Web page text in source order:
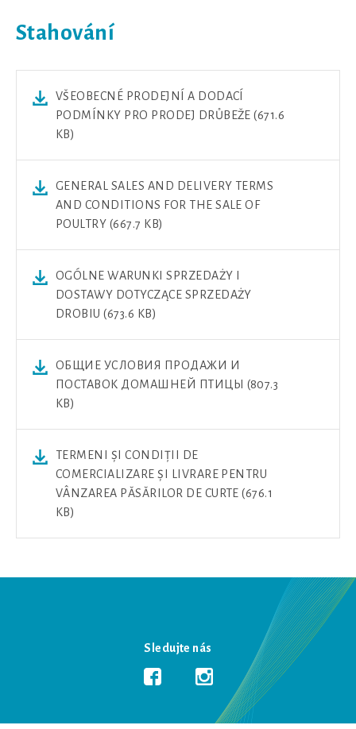
Stahování
VŠEOBECNÉ PRODEJNÍ A DODACÍ
PODMÍNKY PRO PRODEJ DRŮBEŽE (671.6
KB)
GENERAL SALES AND DELIVERY TERMS
AND CONDITIONS FOR THE SALE OF
POULTRY (667.7 KB)
OGÓLNE WARUNKI SPRZEDAŻY I
DOSTAWY DOTYCZĄCE SPRZEDAŻY
DROBIU (673.6 KB)
ОБЩИЕ УСЛОВИЯ ПРОДАЖИ И
ПОСТАВОК ДОМАШНЕЙ ПТИЦЫ (807.3
KB)
TERMENI ȘI CONDIȚII DE
COMERCIALIZARE ȘI LIVRARE PENTRU
VÂNZAREA PĂSĂRILOR DE CURTE (676.1
KB)
Sledujte nás